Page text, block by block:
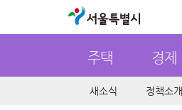
서울특별시
주택 경제
새소식 정책소개